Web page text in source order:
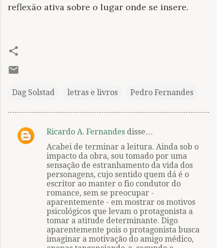
reflexão ativa sobre o lugar onde se insere.
Dag Solstad letras e livros Pedro Fernandes
C
Ricardo A. Fernandes disse…
Acabei de terminar a leitura. Ainda sob o
impacto da obra, sou tomado por uma
sensação de estranhamento da vida dos
personagens, cujo sentido quem dá é o
escritor ao manter o fio condutor do
romance, sem se preocupar -
aparentemente - em mostrar os motivos
psicológicos que levam o protagonista a
tomar a atitude determinante. Digo
aparentemente pois o protagonista busca
imaginar a motivação do amigo médico,